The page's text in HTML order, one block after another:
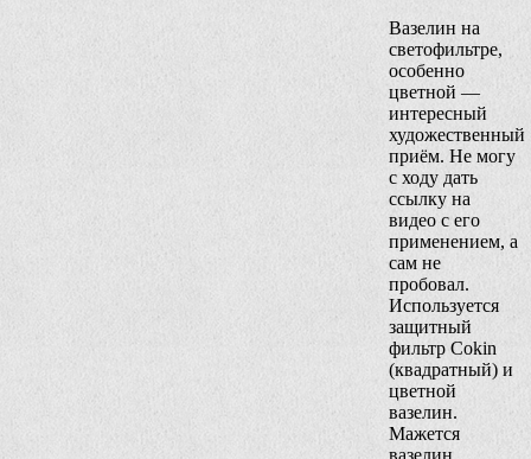
Вазелин на
светофильтре,
особенно
цветной —
интересный
художественный
приём. Не могу
с ходу дать
ссылку на
видео с его
применением, а
сам не
пробовал.
Используется
защитный
фильтр Cokin
(квадратный) и
цветной
вазелин.
Мажется